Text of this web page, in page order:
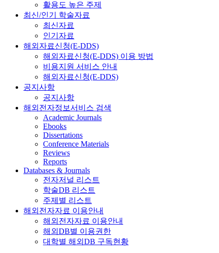
활용도 높은 주제
최신/인기 학술자료
최신자료
인기자료
해외자료신청(E-DDS)
해외자료신청(E-DDS) 이용 방법
비용지원 서비스 안내
해외자료신청(E-DDS)
공지사항
공지사항
해외전자정보서비스 검색
Academic Journals
Ebooks
Dissertations
Conference Materials
Reviews
Reports
Databases & Journals
전자저널 리스트
학술DB 리스트
주제별 리스트
해외전자자료 이용안내
해외전자자료 이용안내
해외DB별 이용권한
대학별 해외DB 구독현황